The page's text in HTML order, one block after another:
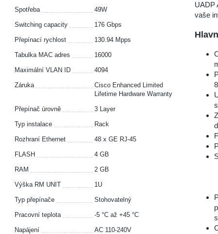
Spotřeba 49W
Switching capacity 176 Gbps
Přepínací rychlost 130.94 Mpps
Tabulka MAC adres 16000
Maximální VLAN ID 4094
Záruka
Cisco Enhanced Limited
Lifetime Hardware Warranty
Přepínač úrovně 3 Layer
Typ instalace Rack
Rozhraní Ethernet 48 x GE RJ-45
FLASH 4 GB
RAM 2 GB
Výška RM UNIT 1U
Typ přepínače Stohovatelný
Pracovní teplota -5 °С až +45 °С
Napájení AC 110-240V
UADP
vaše